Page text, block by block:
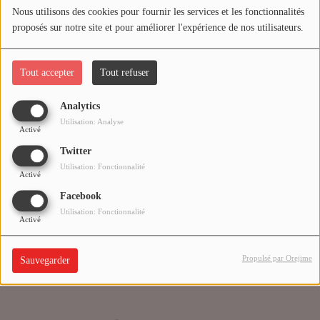
Nous utilisons des cookies pour fournir les services et les fonctionnalités
proposés sur notre site et pour améliorer l'expérience de nos utilisateurs.
Tout accepter Tout refuser
Analytics
Activé
Utilisation: Analyse
Twitter
Activé
Utilisation: Fonctionnalité
Facebook
Activé
Utilisation: Fonctionnalité
Sauvegarder Propulsé par Orejime
Médias
PODCASTS
Agenda
Titres diffusés
Se connecter
Oups, vous avez
rencontré une erreur.
Il semble que la page que vous recherchez n’existe plus.